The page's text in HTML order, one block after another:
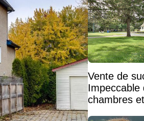
Vente de
Impeccable
chambres